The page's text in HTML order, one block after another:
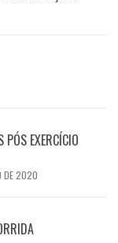
EXERCÍCIO
DE 2020